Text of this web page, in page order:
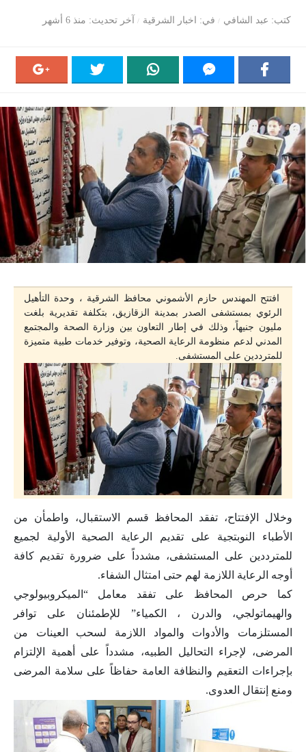
كتب عبد الشافي في اخبار الشرقية آخر تحديث منذ 6 أشهر
افتتح المهندس حازم الأشموني محافظ الشرقية ، وحدة التأهيل
الرئوي بمستشفى الصدر بمدينة الزقازيق، بتكلفة تقديرية بلغت
مليون جنيهاً، وذلك في إطار التعاون بين وزارة الصحة والمجتمع
المدني لدعم منظومة الرعاية الصحية، وتوفير خدمات طبية متميزة
للمترددين على المستشفى.
وخلال الإفتتاح، تفقد المحافظ قسم الاستقبال، واطمأن من
الأطباء النوبتجية على تقديم الرعاية الصحية الأولية لجميع
للمترددين على المستشفى، مشدداً على ضرورة تقديم كافة
أوجه الرعاية اللازمة لهم حتى امتثال الشفاء.
كما حرص المحافظ على تفقد معامل “الميكروبيولوجي
والهيماتولجي، والدرن ، الكمياء” للإطمئنان على توافر
المستلزمات والأدوات والمواد اللازمة لسحب العينات من
المرضى، لإجراء التحاليل الطبيه، مشدداً على أهمية الإلتزام
بإجراءات التعقيم والنظافة العامة حفاظاً على سلامة المرضى
ومنع إنتقال العدوى.